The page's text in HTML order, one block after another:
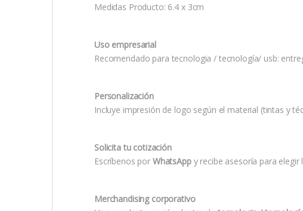
Medidas Producto: 6.4 x 3cm
Uso empresarial
Recomendado para tecnologia / tecnología/ usb:
Personalización
Incluye impresión de logo según el material (tintas y
Solicita tu cotización
Escríbenos por WhatsAppy recibe asesoría para
Merchandising corporativo